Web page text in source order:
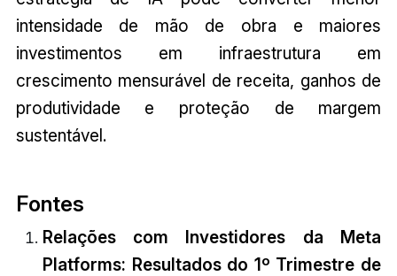
intensidade de mão de obra e maiores
investimentos em infraestrutura em
crescimento mensurável de receita, ganhos de
produtividade e proteção de margem
sustentável.
Fontes
Relações com Investidores da Meta
Platforms: Resultados do 1º Trimestre de